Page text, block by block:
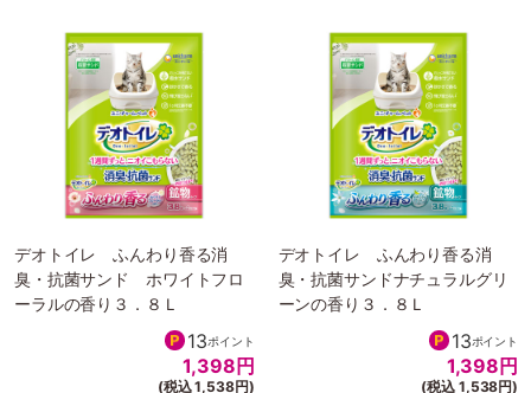
デオトイレ ふんわり香る消
臭・抗菌サンド ホワイトフロ
ーラルの香り３．８Ｌ
13ポイント
1,398 円
(税込 1,538円)
デオトイレ ふんわり香る消
臭・抗菌サンドナチュラルグリ
ーンの香り３．８Ｌ
13ポイント
1,398 円
(税込 1,538円)